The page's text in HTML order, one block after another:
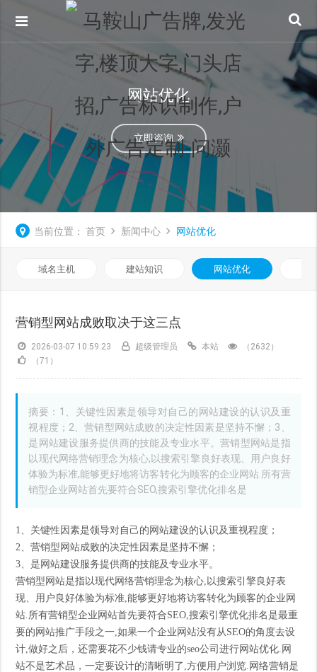
网站优化
立即咨询
当前位置： 首页 新闻中心 网站优化
域名主机 建站知识 网站优化
营销型网站成败取决于这三点
2026-03-07 10:59:23 超级管理员 本站
（2632）
（71）
摘要：1、关键性因素是领导对自己的网站建设的认识及重
视程度；2、营销型网站成败的决定性因素是坚持不懈；3、
是网站建设服务提供商的技能及专业水平。营销型网站是指
以现代网络营销理念为核心,以搜索引擎良好表现、用户良好
体验为标准,能够更好地将访客转化为顾客的企业网站.所有营
销型企业网站首先要符合SEO,搜索引擎优化排名是
1、关键性因素是领导对自己的网站建设的认识及重视程度；
2、营销型网站成败的决定性因素是坚持不懈；
3、是网站建设服务提供商的技能及专业水平。
营销型网站是指以现代网络营销理念为核心,以搜索引擎良好表
现、用户良好体验为标准,能够更好地将访客转化为顾客的企业网
站.所有营销型企业网站首先要符合SEO,搜索引擎优化排名是最重
要的网站推广手段之一,如果一个企业网站没有从SEO的角度去设
计,做好之后，还需要花不少钱请专业的seo公司进行网站优化.网
站不是艺术品，一定要设计的清晰明了,方便用户浏览.网络营销是